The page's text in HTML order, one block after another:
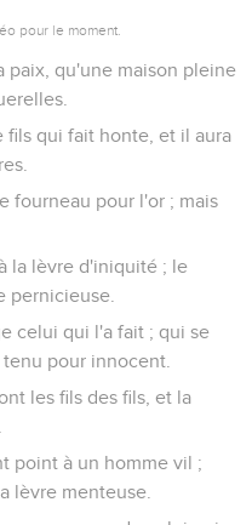
pour le moment.
paix, qu'une maison pleine
fils qui fait honte, et il aura
fourneau pour l'or ; mais
la lèvre d'iniquité ; le
pernicieuse.
celui qui l'a fait ; qui se
pour innocent.
les fils des fils, et la
point à un homme vil ;
lèvre menteuse.